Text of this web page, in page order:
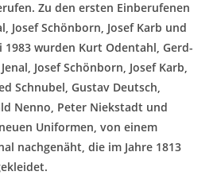
Zu den ersten Einberufenen
Josef Schönborn, Josef Karb und
1983 wurden Kurt Odentahl, Gerd-
Josef Schönborn, Josef Karb,
Schnubel, Gustav Deutsch,
Nenno, Peter Niekstadt und
Uniformen, von einem
nachgenäht, die im Jahre 1813